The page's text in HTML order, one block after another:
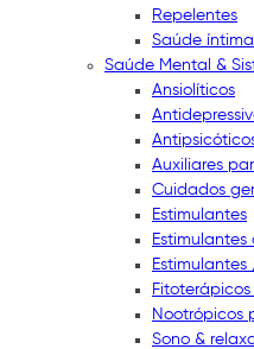
Repelentes
Saúde
Saúde Mental &
Ansiolíticos
Auxiliares
Cuidados
Estimulantes
Nootrópicos
Sono &